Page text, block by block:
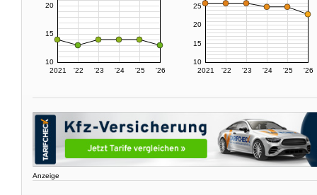
2021 '22 '23 '24 '25 '26
10
15
20
2021 '22 '23 '24 '25 '26
10
15
20
25
Anzeige